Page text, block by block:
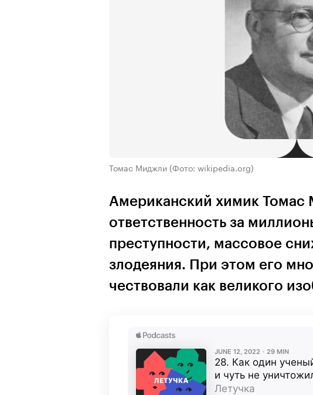
Томас Миджли (Фото: wikipedia.org)
Американский химик Томас
ответственность за
преступности, массовое
злодеяния. При этом его
чествовали как великого